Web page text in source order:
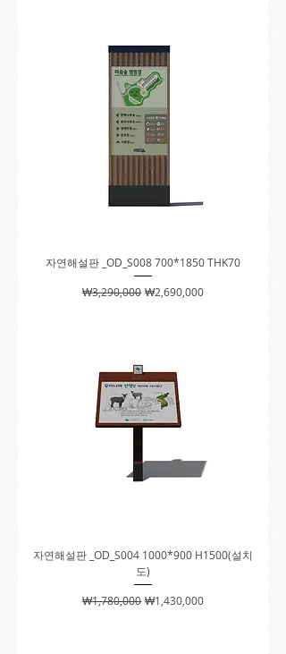
자연해설판 _OD_S008 700*1850 THK70
일반가
₩3,290,000 할인가
₩2,690,000
자연해설판 _OD_S004 1000*900 H1500(설치
도)
일반가
₩1,780,000 할인가
₩1,430,000